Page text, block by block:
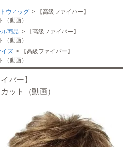
ウィッグ > 【高級ファイバー】
動画）
ル商品 > 【高級ファイバー】
動画）
イズ > 【高級ファイバー】
動画）
バー】
ット（動画）